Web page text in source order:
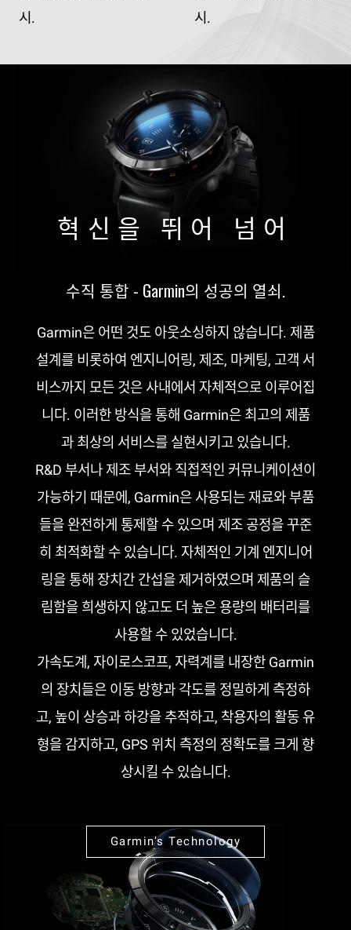
시.
시.
혁신을 뛰어 넘어
수직 통합 - Garmin의 성공의 열쇠.
Garmin은 어떤 것도 아웃소싱하지 않습니다. 제품
설계를 비롯하여 엔지니어링, 제조, 마케팅, 고객 서
비스까지 모든 것은 사내에서 자체적으로 이루어집
니다. 이러한 방식을 통해 Garmin은 최고의 제품
과 최상의 서비스를 실현시키고 있습니다.
R&D 부서나 제조 부서와 직접적인 커뮤니케이션이
가능하기 때문에, Garmin은 사용되는 재료와 부품
들을 완전하게 통제할 수 있으며 제조 공정을 꾸준
히 최적화할 수 있습니다. 자체적인 기계 엔지니어
링을 통해 장치간 간섭을 제거하였으며 제품의 슬
림함을 희생하지 않고도 더 높은 용량의 배터리를
사용할 수 있었습니다.
가속도계, 자이로스코프, 자력계를 내장한 Garmin
의 장치들은 이동 방향과 각도를 정밀하게 측정하
고, 높이 상승과 하강을 추적하고, 착용자의 활동 유
형을 감지하고, GPS 위치 측정의 정확도를 크게 향
상시킬 수 있습니다.
Garmin’s Technology